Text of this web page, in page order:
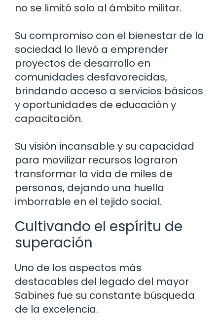
no se limitó solo al ámbito militar.
Su compromiso con el bienestar de la
sociedad lo llevó a emprender
proyectos de desarrollo en
comunidades desfavorecidas,
brindando acceso a servicios básicos
y oportunidades de educación y
capacitación.
Su visión incansable y su capacidad
para movilizar recursos lograron
transformar la vida de miles de
personas, dejando una huella
imborrable en el tejido social.
Cultivando el espíritu de
superación
Uno de los aspectos más
destacables del legado del mayor
Sabines fue su constante búsqueda
de la excelencia.